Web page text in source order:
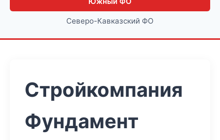
Северо-Кавказский ФО
Стройкомпания
Фундамент